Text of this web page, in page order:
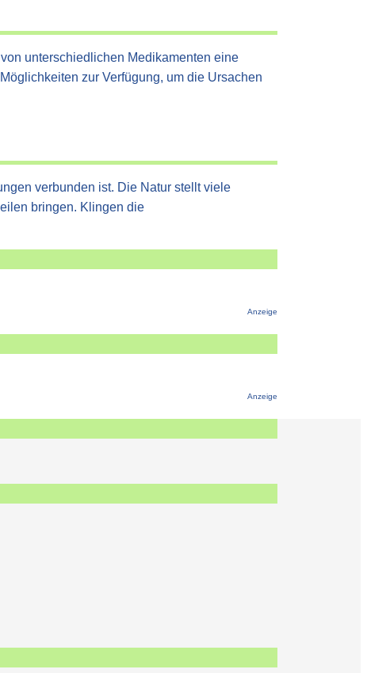
unterschiedlichen Medikamenten eine
zur Verfügung, um die Ursachen
verbunden ist. Die Natur stellt viele
bringen. Klingen die
Anzeige
Anzeige